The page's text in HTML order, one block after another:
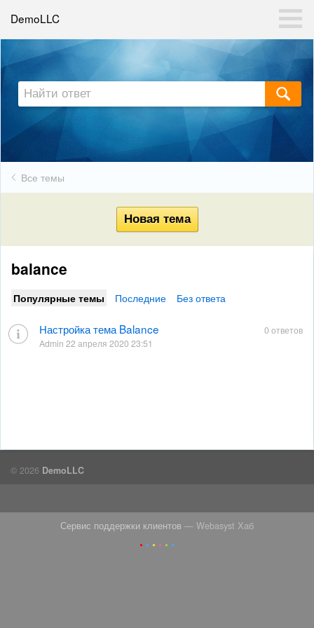
DemoLLC
Все темы
balance
Популярные темы Последние Без ответа
Настройка тема Balance
Admin 22 апреля 2020 23:51
0 ответов
© 2026 DemoLLC
Сервис поддержки клиентов — Webasyst Хаб